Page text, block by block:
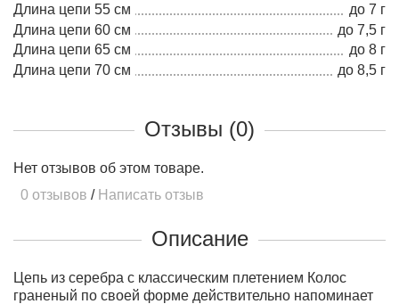
Длина цепи 55 см
до 7 г
Длина цепи 60 см
до 7,5 г
Длина цепи 65 см
до 8 г
Длина цепи 70 см
до 8,5 г
Отзывы (0)
Нет отзывов об этом товаре.
0 отзывов / Написать отзыв
Описание
Цепь из серебра с классическим плетением Колос
граненый по своей форме действительно напоминает